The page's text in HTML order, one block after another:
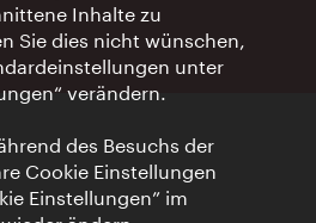
Inhalte zu
Sie dies nicht wünschen,
unter
verändern.
des Besuchs der
Cookie Einstellungen
Einstellungen” im